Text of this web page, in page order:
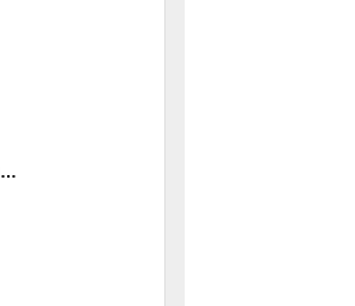
【レビュー高評価】ウォーターバッグ 体幹トレーニング 室内 ダイエット フィットネス ウォーターダンベル 体幹 鍛える 筋トレ 36L エクササイズ PIVOT-GEAR 家 トレーニング 器具 コア 水 ダンベル ウエスト 筋力アップ ウェイトトレーニング 宅トレ 10kg 15kg 20kg